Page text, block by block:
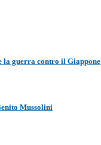
la guerra contro il Giappone
Mussolini